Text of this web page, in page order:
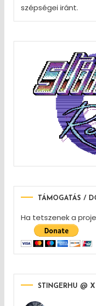
szépségei iránt.
TÁMOGATÁS /
Ha tetszenek a
STINGERHU @ X